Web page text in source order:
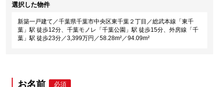
選択した物件
新築一戸建て／千葉県千葉市中央区東千葉２丁目／総武本線「東千
葉」駅 徒歩12分、千葉モノレ「千葉公園」駅 徒歩15分、外房線「千
葉」駅 徒歩23分／3,399万円／58.28m²／94.09m²
お名前 必須